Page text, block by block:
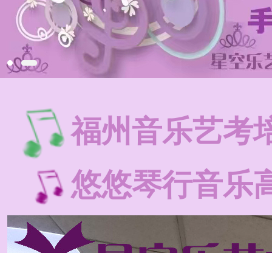
福州音乐艺考
悠悠琴行音乐